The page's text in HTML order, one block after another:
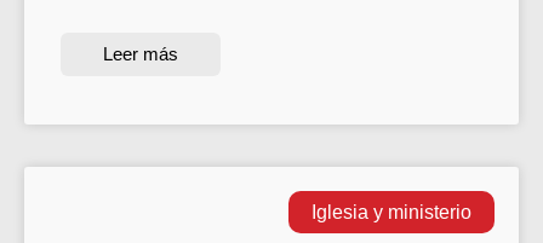
Leer más
Iglesia y ministerio